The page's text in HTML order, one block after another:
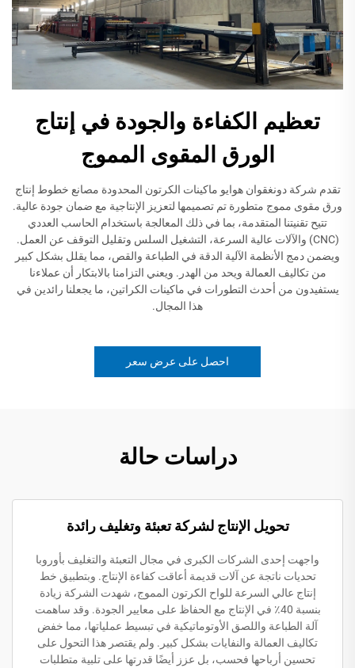
تعظيم الكفاءة والجودة في إنتاج
الورق المقوى المموج
تقدم شركة دونغقوان هوايو ماكينات الكرتون المحدودة مصانع خطوط إنتاج
ورق مقوى مموج متطورة تم تصميمها لتعزيز الإنتاجية مع ضمان جودة عالية.
تتيح تقنيتنا المتقدمة، بما في ذلك المعالجة باستخدام الحاسب العددي
(CNC) والآلات عالية السرعة، التشغيل السلس وتقليل التوقف عن العمل.
ويضمن دمج الأنظمة الآلية الدقة في الطباعة والقص، مما يقلل بشكل كبير
من تكاليف العمالة ويحد من الهدر. ويعني التزامنا بالابتكار أن عملاءنا
يستفيدون من أحدث التطورات في ماكينات الكراتين، ما يجعلنا رائدين في
هذا المجال.
احصل على عرض سعر
دراسات حالة
تحويل الإنتاج لشركة تعبئة وتغليف رائدة
واجهت إحدى الشركات الكبرى في مجال التعبئة والتغليف بأوروبا
تحديات ناتجة عن آلات قديمة أعاقت كفاءة الإنتاج. وبتطبيق خط
إنتاج عالي السرعة للواح الكرتون المموج، شهدت الشركة زيادة
بنسبة 40٪ في الإنتاج مع الحفاظ على معايير الجودة. وقد ساهمت
آلة الطباعة واللصق الأوتوماتيكية في تبسيط عملياتها، مما خفض
تكاليف العمالة والنفايات بشكل كبير. ولم يقتصر هذا التحول على
تحسين أرباحها فحسب، بل عزز أيضًا قدرتها على تلبية متطلبات